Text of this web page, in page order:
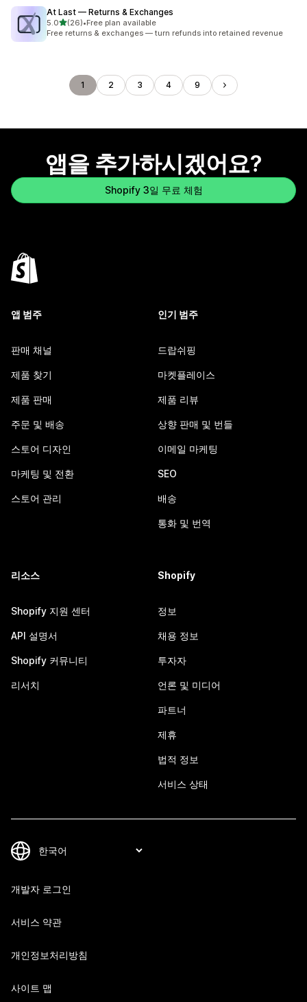
At Last — Returns & Exchanges
5.0별 5개 중
(26)
총 리뷰 26개
•Free plan available
Free returns & exchanges — turn refunds into retained revenue
1 2 3 4 9
앱을 추가하시겠어요?
Shopify 3일 무료 체험
앱 범주
판매 채널
제품 찾기
제품 판매
주문 및 배송
스토어 디자인
마케팅 및 전환
스토어 관리
인기 범주
드랍쉬핑
마켓플레이스
제품 리뷰
상향 판매 및 번들
이메일 마케팅
SEO
배송
통화 및 번역
리소스
Shopify 지원 센터
API 설명서
Shopify 커뮤니티
리서치
Shopify
정보
채용 정보
투자자
언론 및 미디어
파트너
제휴
법적 정보
서비스 상태
개발자 로그인
서비스 약관
개인정보처리방침
사이트 맵